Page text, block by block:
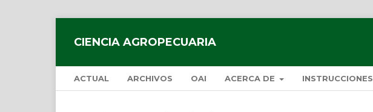
CIENCIA AGROPECUARIA
ACTUAL ARCHIVOS OAI ACERCA DE INSTRUCCIONES